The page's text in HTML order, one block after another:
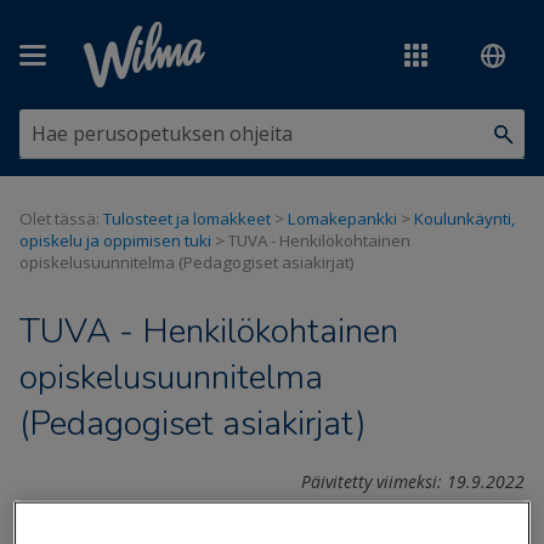
Olet tässä: Tulosteet ja lomakkeet > Lomakepankki > Koulunkäynti,
opiskelu ja oppimisen tuki >TUVA - Henkilökohtainen
opiskelusuunnitelma (Pedagogiset asiakirjat)
TUVA - Henkilökohtainen
opiskelusuunnitelma
(Pedagogiset asiakirjat)
Päivitetty viimeksi: 19.9.2022